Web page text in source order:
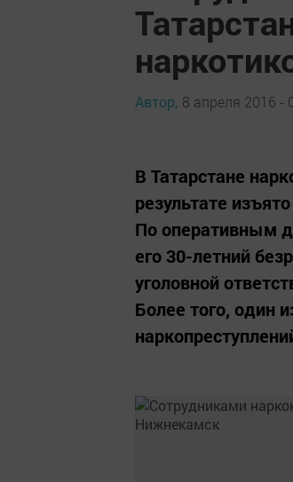
Автор, 8 апреля 2016 -
В Татарстане
результате
По оперативным
его 30-летний
уголовной
Более того, один